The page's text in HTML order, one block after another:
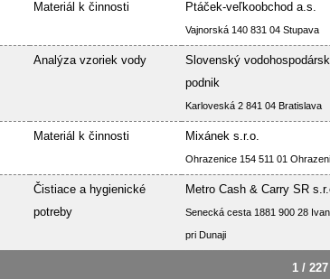
Materiál k činnosti Ptáček-veľkoobchod a.s.
Vajnorská 140 831 04 Stupava
Analýza vzoriek vody
Slovenský
podnik
Karloveská 2 841 04 Bratislava
Materiál k činnosti Mixánek s.r.o.
Ohrazenice 154 511 01
Čistiace a hygienické
potreby
Metro Cash & Carry SR
Senecká cesta 1881 900 28
pri Dunaji
1 /